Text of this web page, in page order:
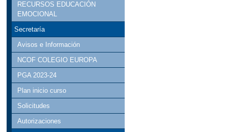
RECURSOS EDUCACIÓN
EMOCIONAL
Secretaría
Avisos e Información
NCOF COLEGIO EUROPA
PGA 2023-24
Plan inicio curso
Solicitudes
Autorizaciones